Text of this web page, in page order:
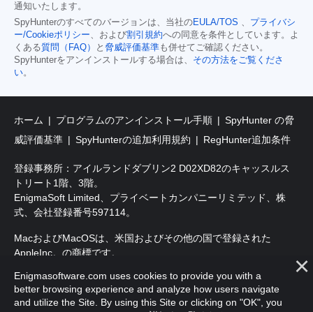
通知いたします。
SpyHunterのすべてのバージョンは、当社のEULA/TOS
プライバシ
ー/Cookieポリシー 、および割引規約への同意を条件としています。よ
くある質問（FAQ） と 脅威評価基準も併せてご確認ください。
SpyHunterをアンインストールする場合は、 その方法をご覧くださ
い。
ホーム プログラムのアンインストール手順
SpyHunter の脅
威評価基準
SpyHunterの追加利用規約 RegHunter追加条件
登録事務所：アイルランドダブリン2 D02XD82のキャッスルス
トリート1階、3階。
EnigmaSoft Limited、プライベートカンパニーリミテッド、株
式、会社登録番号597114。
MacおよびMacOSは、米国およびその他の国で登録された
AppleInc。の商標です。
著作権2016-2026。EnigmaSoft Ltd.無断複写・転載を禁じます。
Enigmasoftware.com uses cookies to provide you with a
better browsing experience and analyze how users navigate
and utilize the Site. By using this Site or clicking on "OK", you